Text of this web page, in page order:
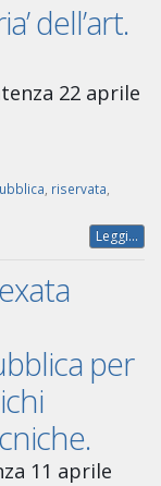
dell’art.
22 aprile
riservata
Leggi...
per
11 aprile